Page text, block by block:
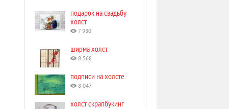
подарок на свадьбу
холст
7 980
ширма холст
8 568
подписи на холсте
8 047
холст скрапбукинг